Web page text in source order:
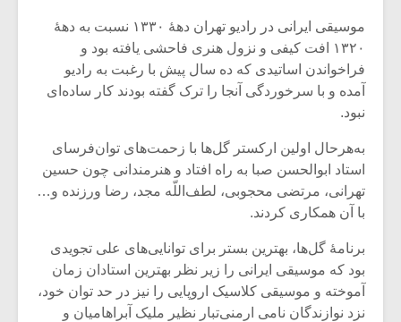
موسیقی ایرانی در رادیو تهران دهۀ ۱۳۳۰ نسبت به دهۀ
۱۳۲۰ افت کیفی و نزول هنری فاحشی یافته بود و
فراخواندن اساتیدی که ده سال پیش با رغبت به رادیو
آمده و با سرخوردگی آنجا را ترک گفته بودند کار ساده‌ای
نبود.
به‌هرحال اولین ارکستر گل‌ها با زحمت‌های توان‌فرسای
استاد ابوالحسن صبا به راه افتاد و هنرمندانی چون حسین
تهرانی، مرتضی محجوبی، لطف‌اللّه مجد، رضا ورزنده و…
با آن همکاری کردند.
برنامۀ گل‌ها، بهترین بستر برای توانایی‌های علی تجویدی
بود که موسیقی ایرانی را زیر نظر بهترین استادان زمان
آموخته و موسیقی کلاسیک اروپایی را نیز در حد توان خود،
نزد نوازندگان نامی ارمنی‌تبار نظیر ملیک آبراهامیان و